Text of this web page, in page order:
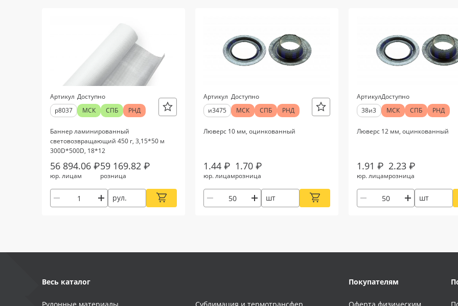
Артикул
р8037
Доступно
МСК
СПБ РНД
Баннер ламинированный
световозвращающий 450 г, 3,15*50 м
300D*500D, 18*12
56 894.06 ₽
юр. лицам
59 169.82 ₽
розница
рул.
Артикул
и3475
Доступно
МСК
СПБ РНД
Люверс 10 мм, оцинкованный
1.44 ₽
юр. лицам
1.70 ₽
розница
шт
Артикул
38и3
Доступно
МСК
СПБ РНД
Люверс 12 мм, оцинкованный
1.91 ₽
юр. лицам
2.23 ₽
розница
шт
Весь каталог Покупателям